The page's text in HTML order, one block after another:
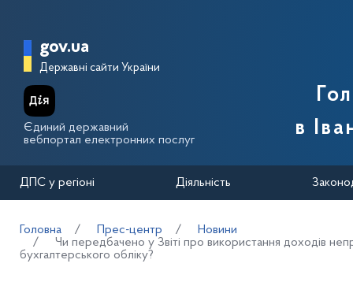
Головна сторінка Державної
gov.ua
Державні сайти України
Єдиний державний
вебпортал електронних послуг
в
ДПС у регіоні Діяльність
Головна Прес-центр
Новини
Чи передбачено у Звіті про використання доходів
бухгалтерського обліку?